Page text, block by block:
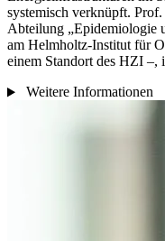
systemisch verknüpft.
Abteilung „Epidemiologie
am Helmholtz-Institut für
einem Standort des HZI
Weitere Informationen